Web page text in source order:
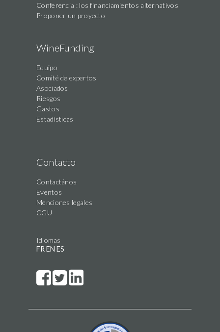
Conferencia : los financiamientos alternativos
Proponer un proyecto
WineFunding
Equipo
Comité de expertos
Asociados
Riesgos
Gastos
Estadísticas
Contacto
Contactános
Eventos
Menciones legales
CGU
Idiomas
FR EN ES